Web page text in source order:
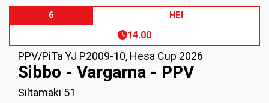
6 HEI
14.00
PPV/PiTa YJ P2009-10, Hesa Cup 2026
Sibbo - Vargarna - PPV
Siltamäki 51